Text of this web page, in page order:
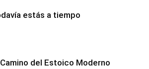
estás a tiempo
del Estoico Moderno